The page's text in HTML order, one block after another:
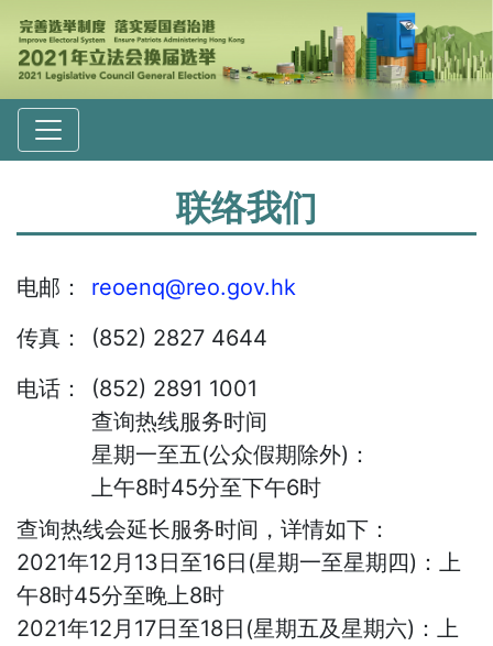
联络我们
电邮：
reoenq@reo.gov.hk
传真：
(852) 2827 4644
电话：
(852) 2891 1001
查询热线服务时间
星期一至五(公众假期除外)：
上午8时45分至下午6时
查询热线会延长服务时间，详情如下：
2021年12月13日至16日(星期一至星期四)：上
午8时45分至晚上8时
2021年12月17日至18日(星期五及星期六)：上